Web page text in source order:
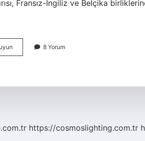
Fransız-İngiliz ve Belçika
Almanya
Fransa
8 Yorum
https://cosmoslighting.com.tr